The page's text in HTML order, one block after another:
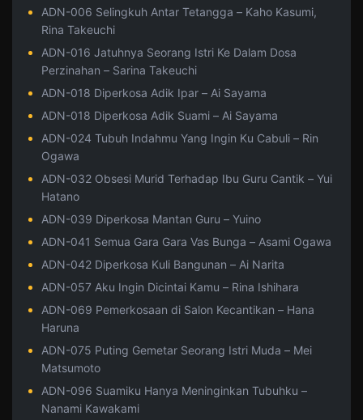
ADN-006 Selingkuh Antar Tetangga – Kaho Kasumi,
Rina Takeuchi
ADN-016 Jatuhnya Seorang Istri Ke Dalam Dosa
Perzinahan – Sarina Takeuchi
ADN-018 Diperkosa Adik Ipar – Ai Sayama
ADN-018 Diperkosa Adik Suami – Ai Sayama
ADN-024 Tubuh Indahmu Yang Ingin Ku Cabuli – Rin
Ogawa
ADN-032 Obsesi Murid Terhadap Ibu Guru Cantik – Yui
Hatano
ADN-039 Diperkosa Mantan Guru – Yuino
ADN-041 Semua Gara Gara Vas Bunga – Asami Ogawa
ADN-042 Diperkosa Kuli Bangunan – Ai Narita
ADN-057 Aku Ingin Dicintai Kamu – Rina Ishihara
ADN-069 Pemerkosaan di Salon Kecantikan – Hana
Haruna
ADN-075 Puting Gemetar Seorang Istri Muda – Mei
Matsumoto
ADN-096 Suamiku Hanya Meninginkan Tubuhku –
Nanami Kawakami